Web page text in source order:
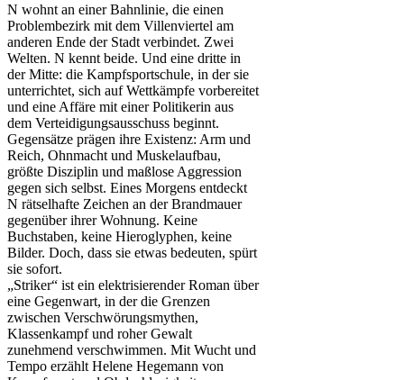
N wohnt an einer Bahnlinie, die einen
Problembezirk mit dem Villenviertel am
anderen Ende der Stadt verbindet. Zwei
Welten. N kennt beide. Und eine dritte in
der Mitte: die Kampfsportschule, in der sie
unterrichtet, sich auf Wettkämpfe vorbereitet
und eine Affäre mit einer Politikerin aus
dem Verteidigungsausschuss beginnt.
Gegensätze prägen ihre Existenz: Arm und
Reich, Ohnmacht und Muskelaufbau,
größte Disziplin und maßlose Aggression
gegen sich selbst. Eines Morgens entdeckt
N rätselhafte Zeichen an der Brandmauer
gegenüber ihrer Wohnung. Keine
Buchstaben, keine Hieroglyphen, keine
Bilder. Doch, dass sie etwas bedeuten, spürt
sie sofort.
„Striker“ ist ein elektrisierender Roman über
eine Gegenwart, in der die Grenzen
zwischen Verschwörungsmythen,
Klassenkampf und roher Gewalt
zunehmend verschwimmen. Mit Wucht und
Tempo erzählt Helene Hegemann von